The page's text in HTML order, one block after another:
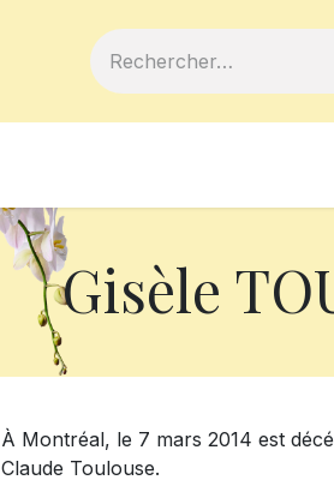
Gisèle
À Montréal, le 7 mars 2014 est
Claude Toulouse.